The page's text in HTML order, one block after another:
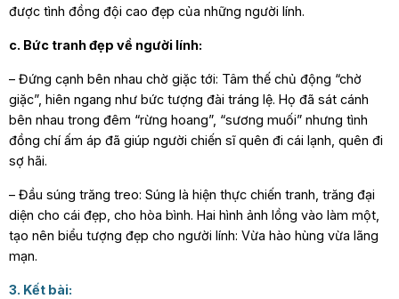
được tình đồng đội cao đẹp của những người lính.
c. Bức tranh đẹp về người lính:
– Đứng cạnh bên nhau chờ giặc tới: Tâm thế chủ động “chờ
giặc”, hiên ngang như bức tượng đài tráng lệ. Họ đã sát cánh
bên nhau trong đêm “rừng hoang”, “sương muối” nhưng tình
đồng chí ấm áp đã giúp người chiến sĩ quên đi cái lạnh, quên đi
sợ hãi.
– Đầu súng trăng treo: Súng là hiện thực chiến tranh, trăng đại
diện cho cái đẹp, cho hòa bình. Hai hình ảnh lồng vào làm một,
tạo nên biểu tượng đẹp cho người lính: Vừa hào hùng vừa lãng
mạn.
3. Kết bài: